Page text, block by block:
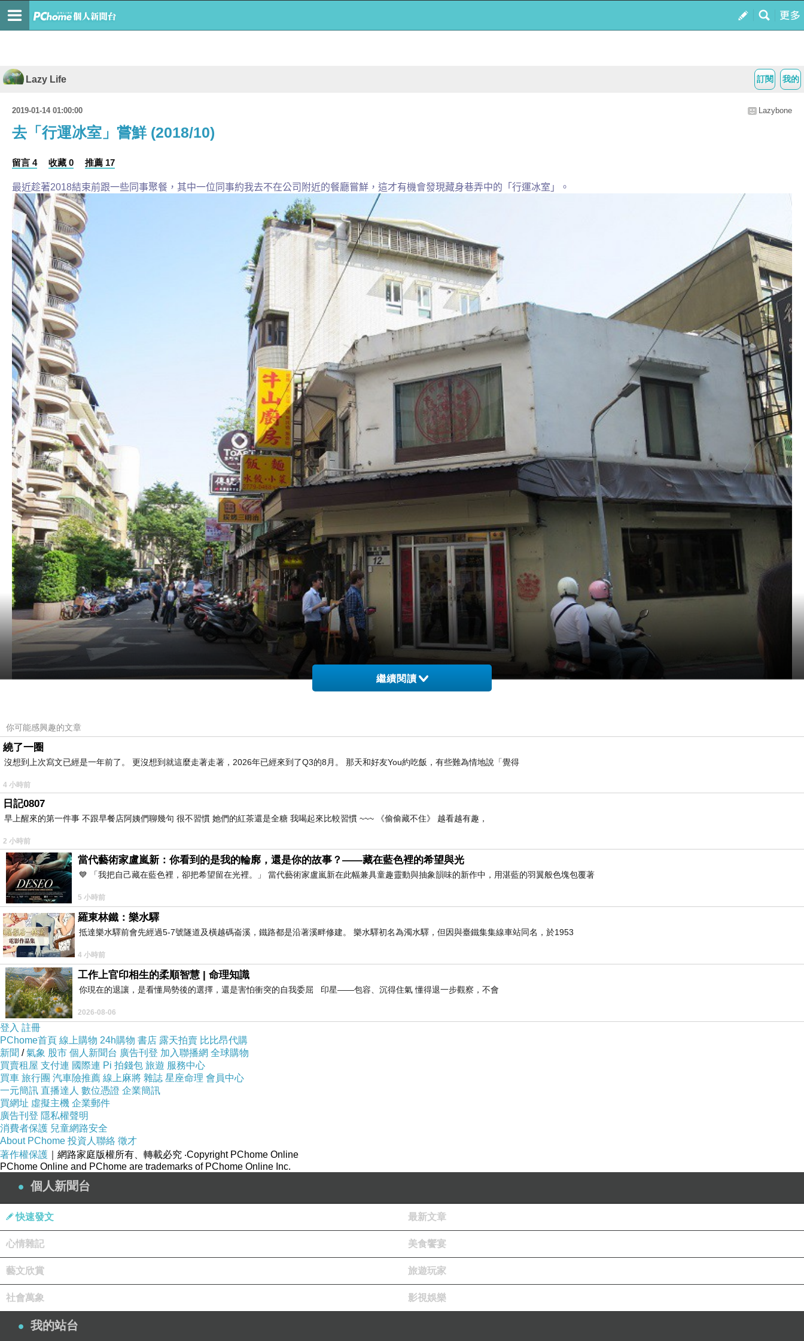
我的
訂閱
Lazy Life
2019-01-14 01:00:00 Lazybone
去「行運冰室」嘗鮮 (2018/10)
留言 4 收藏 0 推薦 17
最近趁著2018結束前跟一些同事聚餐，其中一位同事約我去不在公司附近的餐廳嘗鮮，這才有機會發現藏身巷弄中的「行運冰室」。
「行運冰室」的名字好吉祥啊，這個詞雖然從字面上看就知道是
吉利又港味的名字來彰顯它夠「正港」。
繼續閱讀
你可能感興趣的文章
繞了一圈
沒想到上次寫文已經是一年前了。 更沒想到就這麼走著走著，2026年已經來到了Q3的8月。 那天和好友You約吃飯，有些難為情地說「覺得
4 小時前
日記0807
早上醒來的第一件事 不跟早餐店阿姨們聊幾句 很不習慣 她們的紅茶還是全糖 我喝起來比較習慣 ~~~ 《偷偷藏不住》 越看越有趣，
2 小時前
當代藝術家盧嵐新：你看到的是我的輪廓，還是你的故事？——藏在藍色裡的希望與光
💙 「我把自己藏在藍色裡，卻把希望留在光裡。」 當代藝術家盧嵐新在此幅兼具童趣靈動與抽象韻味的新作中，用湛藍的羽翼般色塊包覆著
5 小時前
羅東林鐵：樂水驛
抵達樂水驛前會先經過5-7號隧道及橫越碼崙溪，鐵路都是沿著溪畔修建。 樂水驛初名為濁水驛，但因與臺鐵集集線車站同名，於1953
4 小時前
工作上官印相生的柔順智慧 | 命理知識
你現在的退讓，是看懂局勢後的選擇，還是害怕衝突的自我委屈 印星——包容、沉得住氣 懂得退一步觀察，不會
2026-08-06
登入 註冊
PChome首頁 線上購物 24h購物 書店 露天拍賣 比比昂代購
新聞 /氣象 股市 個人新聞台 廣告刊登 加入聯播網 全球購物
買賣租屋 支付連 國際連 Pi 拍錢包 旅遊 服務中心
買車 旅行團 汽車險推薦 線上麻將 雜誌 星座命理 會員中心
一元簡訊 直播達人 數位憑證 企業簡訊
買網址 虛擬主機 企業郵件
廣告刊登 隱私權聲明
消費者保護 兒童網路安全
About PChome 投資人聯絡 徵才
著作權保護 ｜網路家庭版權所有、轉載必究 ‧Copyright PChome Online
PChome Online and PChome are trademarks of PChome Online Inc.
個人新聞台
快速發文 最新文章
心情雜記 美食饗宴
藝文欣賞 旅遊玩家
社會萬象 影視娛樂
我的站台